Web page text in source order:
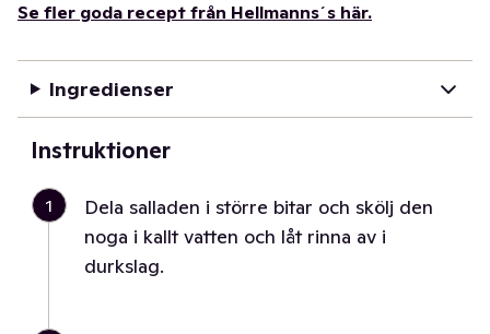
Se fler goda recept från Hellmanns´s här.
Ingredienser
Instruktioner
1
Dela salladen i större bitar och skölj den
noga i kallt vatten och låt rinna av i
durkslag.